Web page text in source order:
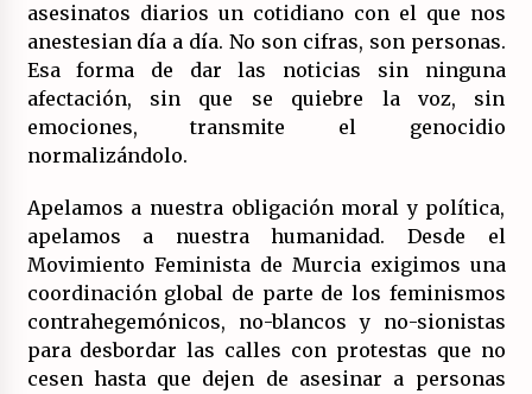
asesinatos diarios un cotidiano con el que nos
anestesian día a día. No son cifras, son personas.
Esa forma de dar las noticias sin ninguna
afectación, sin que se quiebre la voz, sin
emociones, transmite el genocidio
normalizándolo.
Apelamos a nuestra obligación moral y política,
apelamos a nuestra humanidad. Desde el
Movimiento Feminista de Murcia exigimos una
coordinación global de parte de los feminismos
contrahegemónicos, no-blancos y no-sionistas
para desbordar las calles con protestas que no
cesen hasta que dejen de asesinar a personas